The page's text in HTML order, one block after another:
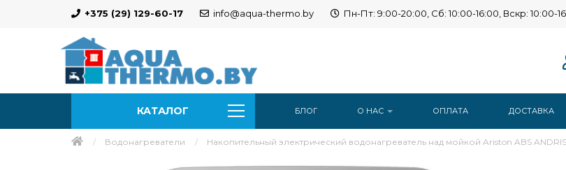
+375 (29) 129-60-17 info@aqua-thermo.by Пн-Пт: 9:00-20:00, Сб: 10:00-16:00, Вскр: 10:00-
КАТАЛОГ БЛОГ О НАС ОПЛАТА ДОСТАВКА
Водонагреватели Накопительный электрический водонагреватель над мойкой Ariston ABS